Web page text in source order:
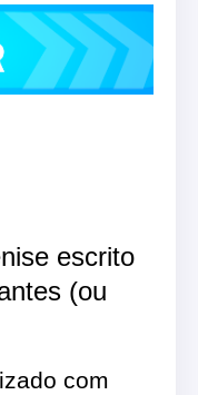
escrito
(ou
com